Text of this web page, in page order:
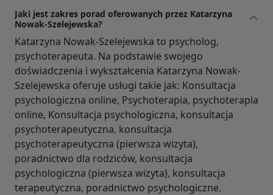
Jaki jest zakres porad oferowanych przez Katarzyna
Nowak-Szelejewska?
Katarzyna Nowak-Szelejewska to psycholog,
psychoterapeuta. Na podstawie swojego
doświadczenia i wykształcenia Katarzyna Nowak-
Szelejewska oferuje usługi takie jak: Konsultacja
psychologiczna online, Psychoterapia, psychoterapia
online, Konsultacja psychologiczna, konsultacja
psychoterapeutyczna, konsultacja
psychoterapeutyczna (pierwsza wizyta),
poradnictwo dla rodziców, konsultacja
psychologiczna (pierwsza wizyta), konsultacja
terapeutyczna, poradnictwo psychologiczne.